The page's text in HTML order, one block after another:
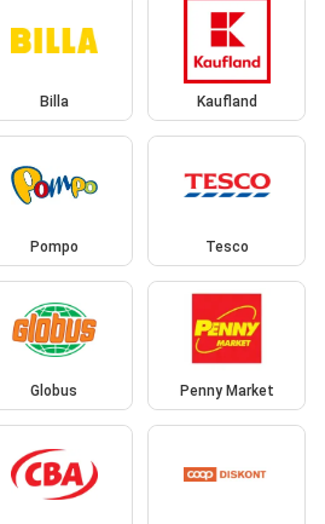
Billa Kaufland
Pompo Tesco
Globus Penny Market